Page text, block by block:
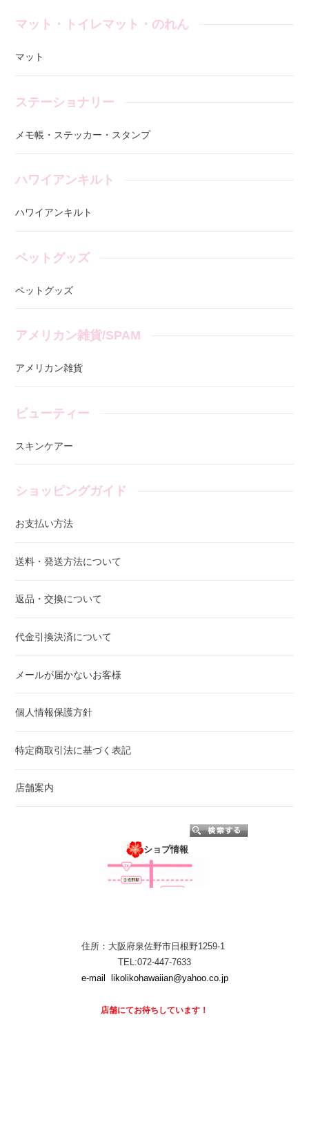
マット・トイレマット・のれん
マット
ステーショナリー
メモ帳・ステッカー・スタンプ
ハワイアンキルト
ハワイアンキルト
ペットグッズ
ペットグッズ
アメリカン雑貨/SPAM
アメリカン雑貨
ビューティー
スキンケアー
ショッピングガイド
お支払い方法
送料・発送方法について
返品・交換について
代金引換決済について
メールが届かないお客様
個人情報保護方針
特定商取引法に基づく表記
店舗案内
ショプ情報
住所：大阪府泉佐野市日根野1259-1
TEL:072-447-7633
e-mail
likolikohawaiian@yahoo.co.jp
店舗にてお待ちしています！